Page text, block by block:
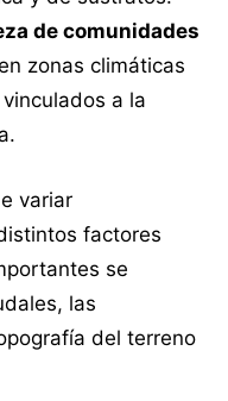
de comunidades
zonas climáticas
a la
variar
factores
se
las
del terreno